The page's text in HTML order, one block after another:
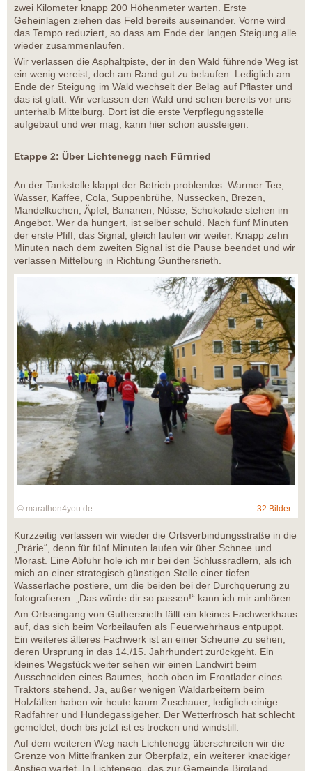
zwei Kilometer knapp 200 Höhenmeter warten. Erste
Geheinlagen ziehen das Feld bereits auseinander. Vorne wird
das Tempo reduziert, so dass am Ende der langen Steigung alle
wieder zusammenlaufen.
Wir verlassen die Asphaltpiste, der in den Wald führende Weg ist
ein wenig vereist, doch am Rand gut zu belaufen. Lediglich am
Ende der Steigung im Wald wechselt der Belag auf Pflaster und
das ist glatt. Wir verlassen den Wald und sehen bereits vor uns
unterhalb Mittelburg. Dort ist die erste Verpflegungsstelle
aufgebaut und wer mag, kann hier schon aussteigen.
Etappe 2: Über Lichtenegg nach Fürnried
An der Tankstelle klappt der Betrieb problemlos. Warmer Tee,
Wasser, Kaffee, Cola, Suppenbrühe, Nussecken, Brezen,
Mandelkuchen, Äpfel, Bananen, Nüsse, Schokolade stehen im
Angebot. Wer da hungert, ist selber schuld. Nach fünf Minuten
der erste Pfiff, das Signal, gleich laufen wir weiter. Knapp zehn
Minuten nach dem zweiten Signal ist die Pause beendet und wir
verlassen Mittelburg in Richtung Gunthersrieth.
© marathon4you.de 32 Bilder
Kurzzeitig verlassen wir wieder die Ortsverbindungsstraße in die
„Prärie“, denn für fünf Minuten laufen wir über Schnee und
Morast. Eine Abfuhr hole ich mir bei den Schlussradlern, als ich
mich an einer strategisch günstigen Stelle einer tiefen
Wasserlache postiere, um die beiden bei der Durchquerung zu
fotografieren. „Das würde dir so passen!“ kann ich mir anhören.
Am Ortseingang von Guthersrieth fällt ein kleines Fachwerkhaus
auf, das sich beim Vorbeilaufen als Feuerwehrhaus entpuppt.
Ein weiteres älteres Fachwerk ist an einer Scheune zu sehen,
deren Ursprung in das 14./15. Jahrhundert zurückgeht. Ein
kleines Wegstück weiter sehen wir einen Landwirt beim
Ausschneiden eines Baumes, hoch oben im Frontlader eines
Traktors stehend. Ja, außer wenigen Waldarbeitern beim
Holzfällen haben wir heute kaum Zuschauer, lediglich einige
Radfahrer und Hundegassigeher. Der Wetterfrosch hat schlecht
gemeldet, doch bis jetzt ist es trocken und windstill.
Auf dem weiteren Weg nach Lichtenegg überschreiten wir die
Grenze von Mittelfranken zur Oberpfalz, ein weiterer knackiger
Anstieg wartet. In Lichtenegg, das zur Gemeinde Birgland